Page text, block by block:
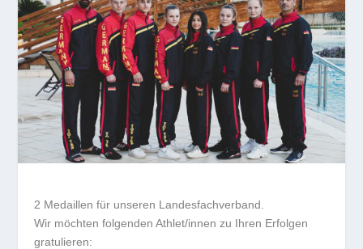
2 Medaillen für unseren Landesfachverband.
Wir möchten folgenden Athlet/innen zu Ihren Erfolgen
gratulieren: